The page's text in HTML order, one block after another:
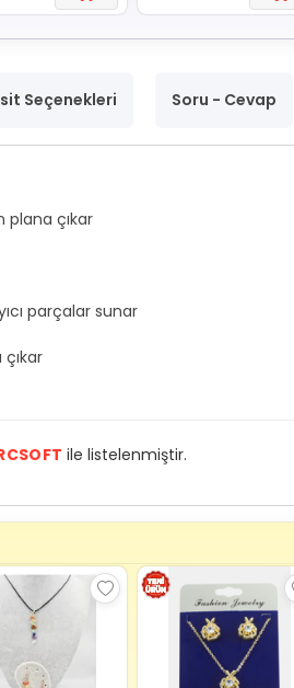
Seçenekleri Soru - Cevap
plana çıkar
parçalar sunar
ile listelenmiştir.